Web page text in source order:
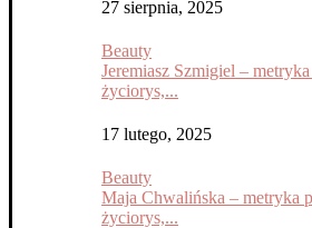
27 sierpnia, 2025
Beauty
Jeremiasz Szmigiel –
życiorys,...
17 lutego, 2025
Beauty
Maja Chwalińska – metryka
życiorys,...